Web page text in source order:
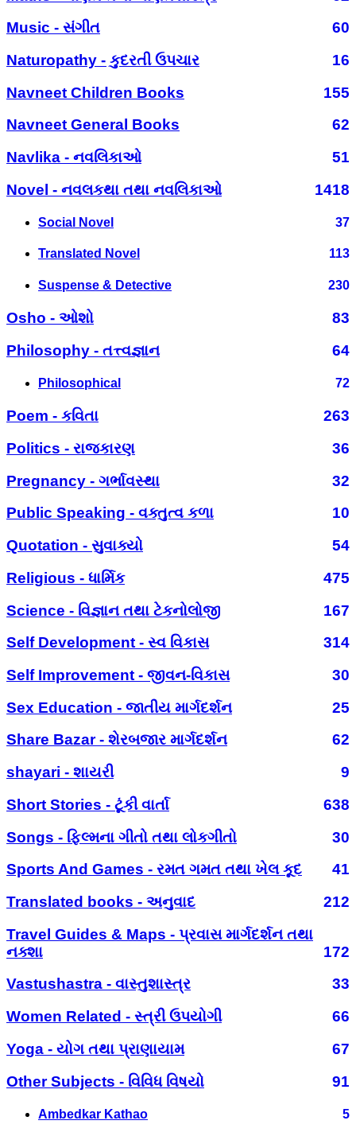
Music - સંગીત
60
Naturopathy - કુદરતી ઉપચાર
16
Navneet Children Books
155
Navneet General Books
62
Navlika - નવલિકાઓ
51
Novel - નવલકથા તથા નવલિકાઓ
1418
Social Novel 37
Translated Novel 113
Suspense & Detective 230
Osho - ઓશો
83
Philosophy - તત્ત્વજ્ઞાન
64
Philosophical 72
Poem - કવિતા
263
Politics - રાજકારણ
36
Pregnancy - ગર્ભાવસ્થા
32
Public Speaking - વક્તુત્વ કળા
10
Quotation - સુવાક્યો
54
Religious - ધાર્મિક
475
Science - વિજ્ઞાન તથા ટેકનોલોજી
167
Self Development - સ્વ વિકાસ
314
Self Improvement - જીવન-વિકાસ
30
Sex Education - જાતીય માર્ગદર્શન
25
Share Bazar - શેરબજાર માર્ગદર્શન
62
shayari - શાયરી
9
Short Stories - ટૂંકી વાર્તા
638
Songs - ફિલ્મના ગીતો તથા લોકગીતો
30
Sports And Games - રમત ગમત તથા ખેલ કૂદ
41
Translated books - અનુવાદ
212
Travel Guides & Maps - પ્રવાસ માર્ગદર્શન તથા
નક્શા
172
Vastushastra - વાસ્તુશાસ્ત્ર
33
Women Related - સ્ત્રી ઉપયોગી
66
Yoga - યોગ તથા પ્રાણાયામ
67
Other Subjects - વિવિધ વિષયો
91
Ambedkar Kathao 5